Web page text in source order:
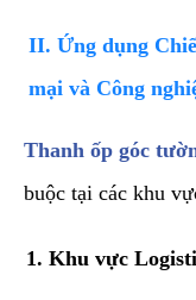
​II. Ứng dụng
mại và Công
​Thanh ốp góc
buộc tại các khu
​1. Khu vực